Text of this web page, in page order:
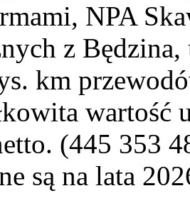
NPA
z
km
(445 353
są na lata